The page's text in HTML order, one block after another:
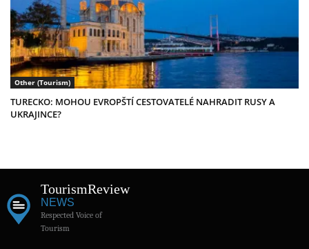
Other (Tourism)
TURECKO: MOHOU EVROPŠTÍ CESTOVATELÉ NAHRADIT RUSY A
UKRAJINCE?
TourismReview
NEWS
Respected Voice of
Tourism